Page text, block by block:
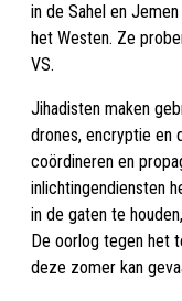
in de Sahel en
het Westen. Ze
VS.
Jihadisten maken
drones, encryptie en
coördineren en
inlichtingendiensten
in de gaten te
De oorlog tegen het
deze zomer kan